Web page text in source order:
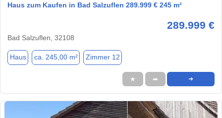
Haus zum Kaufen in Bad Salzuflen 289.999 € 245 m²
289.999 €
Bad Salzuflen, 32108
Haus ca. 245,00 m² Zimmer 12
★ ➦ ➜